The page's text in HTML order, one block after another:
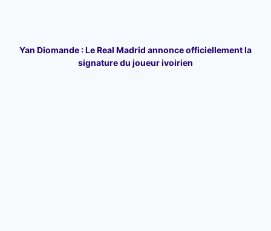
Yan Diomande : Le Real Madrid annonce officiellement la
signature du joueur ivoirien